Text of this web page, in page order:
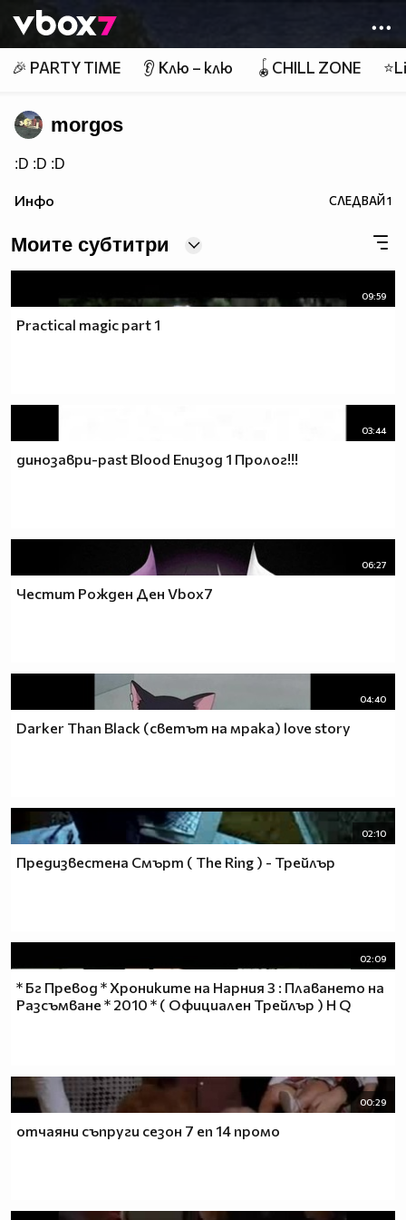
👾
🎉 PARTY TIME 👂 Клю – клю 🪀CHILL ZONE
morgos
:D :D :D
Инфо СЛЕДВАЙ1
Моите субтитри
09:59
Practical magic part 1
03:44
динозаври-past Blood Епизод 1 Пролог!!!
06:27
Честит Рожден Ден Vbox7
04:40
Darker Than Black (светът на мрака) love story
02:10
Предизвестена Смърт ( The Ring ) - Трейлър
02:09
* Бг Превод * Хрониките на Нарния 3 : Плаването на
Разсъмване * 2010 * ( Официален Трейлър ) H Q
00:29
отчаяни съпруги сезон 7 еп 14 промо